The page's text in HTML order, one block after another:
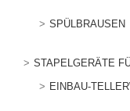
SPÜLBRAUSEN
STAPELGERÄTE
EINBAU-